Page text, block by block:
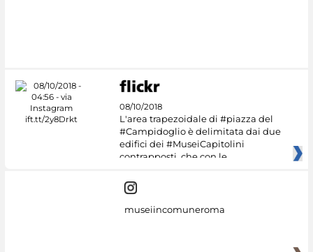
08/10/2018
L'area trapezoidale di #piazza del
#Campidoglio è delimitata dai due
edifici dei #MuseiCapitolini
contrapposti, che con le
museiincomuneroma